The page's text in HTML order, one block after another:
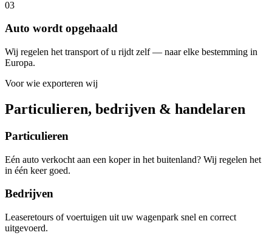
03
Auto wordt opgehaald
Wij regelen het transport of u rijdt zelf — naar elke bestemming in
Europa.
Voor wie exporteren wij
Particulieren, bedrijven & handelaren
Particulieren
Eén auto verkocht aan een koper in het buitenland? Wij regelen het
in één keer goed.
Bedrijven
Leaseretours of voertuigen uit uw wagenpark snel en correct
uitgevoerd.